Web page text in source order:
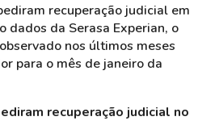
recuperação judicial em
dados da Serasa Experian, o
nos últimos meses
para o mês de janeiro da
recuperação judicial no